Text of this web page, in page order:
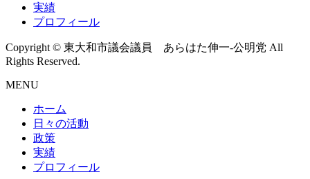
実績
プロフィール
Copyright © 東大和市議会議員 あらはた伸一-公明党 All
Rights Reserved.
MENU
ホーム
日々の活動
政策
実績
プロフィール